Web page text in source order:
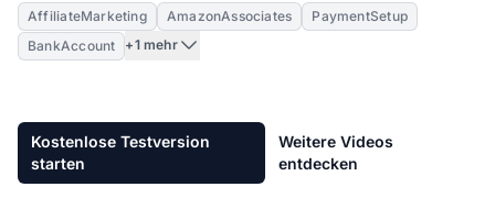
AffiliateMarketing AmazonAssociates
PaymentSetup
BankAccount
+1 mehr
Kostenlose Testversion
starten
Weitere Videos
entdecken